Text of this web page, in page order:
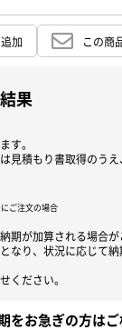
加 この商
果
す。
見積もり書取得のうえ
ご注文の場合
期が加算される場合が
なり、状況に応じて
ください。
をお急ぎの方は